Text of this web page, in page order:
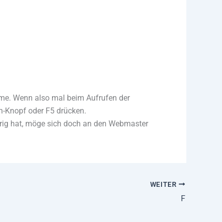
Wenn also mal beim Aufrufen der
Knopf oder F5 drücken.
hat, möge sich doch an den Webmaster
WEITER
F